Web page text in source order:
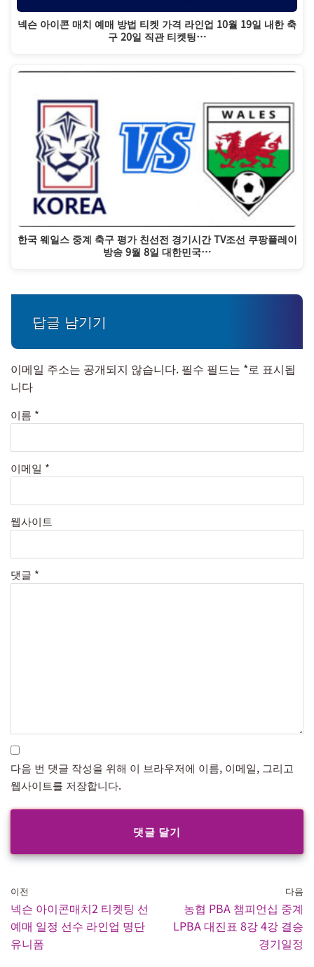
넥슨 아이콘 매치 예매 방법 티켓 가격 라인업 10월 19일 내한 축
구 20일 직관 티켓팅…
한국 웨일스 중계 축구 평가 친선전 경기시간 TV조선 쿠팡플레이
방송 9월 8일 대한민국…
답글 남기기
이메일 주소는 공개되지 않습니다. 필수 필드는 *로 표시됩
니다
이름 *
이메일 *
웹사이트
댓글 *
다음 번 댓글 작성을 위해 이 브라우저에 이름, 이메일, 그리고
웹사이트를 저장합니다.
이전
넥슨 아이콘매치2 티켓팅 선
예매 일정 선수 라인업 명단
유니폼
다음
농협 PBA 챔피언십 중계
LPBA 대진표 8강 4강 결승
경기일정